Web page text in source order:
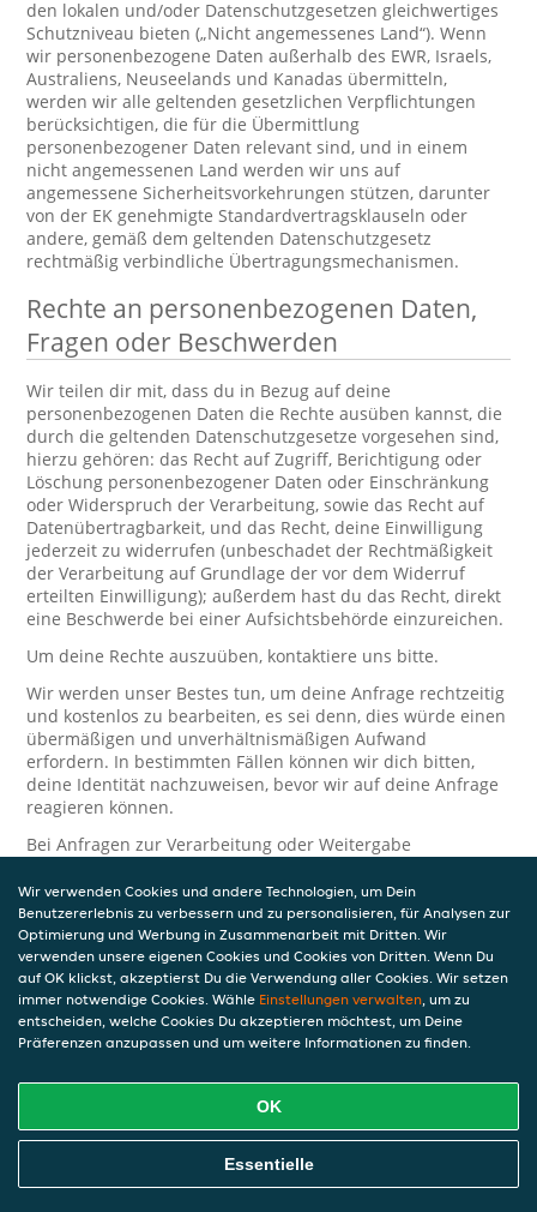
den lokalen und/oder Datenschutzgesetzen gleichwertiges
Schutzniveau bieten („Nicht angemessenes Land“). Wenn
wir personenbezogene Daten außerhalb des EWR, Israels,
Australiens, Neuseelands und Kanadas übermitteln,
werden wir alle geltenden gesetzlichen Verpflichtungen
berücksichtigen, die für die Übermittlung
personenbezogener Daten relevant sind, und in einem
nicht angemessenen Land werden wir uns auf
angemessene Sicherheitsvorkehrungen stützen, darunter
von der EK genehmigte Standardvertragsklauseln oder
andere, gemäß dem geltenden Datenschutzgesetz
rechtmäßig verbindliche Übertragungsmechanismen.
Rechte an personenbezogenen Daten,
Fragen oder Beschwerden
Wir teilen dir mit, dass du in Bezug auf deine
personenbezogenen Daten die Rechte ausüben kannst, die
durch die geltenden Datenschutzgesetze vorgesehen sind,
hierzu gehören: das Recht auf Zugriff, Berichtigung oder
Löschung personenbezogener Daten oder Einschränkung
oder Widerspruch der Verarbeitung, sowie das Recht auf
Datenübertragbarkeit, und das Recht, deine Einwilligung
jederzeit zu widerrufen (unbeschadet der Rechtmäßigkeit
der Verarbeitung auf Grundlage der vor dem Widerruf
erteilten Einwilligung); außerdem hast du das Recht, direkt
eine Beschwerde bei einer Aufsichtsbehörde einzureichen.
Um deine Rechte auszuüben, kontaktiere uns bitte.
Wir werden unser Bestes tun, um deine Anfrage rechtzeitig
und kostenlos zu bearbeiten, es sei denn, dies würde einen
übermäßigen und unverhältnismäßigen Aufwand
erfordern. In bestimmten Fällen können wir dich bitten,
deine Identität nachzuweisen, bevor wir auf deine Anfrage
reagieren können.
Bei Anfragen zur Verarbeitung oder Weitergabe
und/oder JET Pay Card wende dich bitte an die Person, die
dir das JET Pay-Guthaben gewährt (das kann dein
Arbeitgeber, Geschäftspartner usw. sein). Dies ist
erforderlich, da JET und die Person, die dir das Guthaben
gewährt, eine separate Verantwortung für die Verarbeitung
und den Schutz deiner personenbezogenen Daten haben.
Solltest du weitere Fragen oder Beschwerden in Bezug auf
kontaktieren wir dich gerne. Wir würden uns auch über
Tipps oder Vorschläge zur Verbesserung unserer Erklärung
freuen.
Sicherheit
Wir verwenden Cookies und andere Technologien, um Dein
Benutzererlebnis zu verbessern und zu personalisieren, für Analysen zur
Optimierung und Werbung in Zusammenarbeit mit Dritten. Wir
verwenden unsere eigenen Cookies und Cookies von Dritten. Wenn Du
auf OK klickst, akzeptierst Du die Verwendung aller Cookies. Wir setzen
immer notwendige Cookies. Wähle Einstellungen verwalten, um zu
entscheiden, welche Cookies Du akzeptieren möchtest, um Deine
Präferenzen anzupassen und um weitere Informationen zu finden.
OK
Essentielle